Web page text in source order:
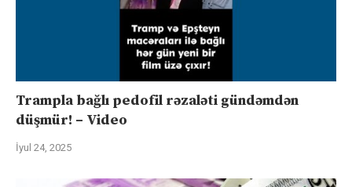
Trampla bağlı pedofil rəzaləti gündəmdən
düşmür! – Video
İyul 24, 2025